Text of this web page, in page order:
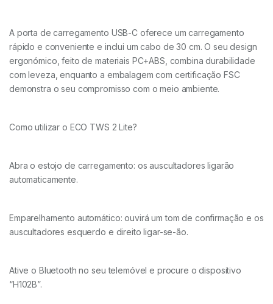
A porta de carregamento USB-C oferece um carregamento
rápido e conveniente e inclui um cabo de 30 cm. O seu design
ergonómico, feito de materiais PC+ABS, combina durabilidade
com leveza, enquanto a embalagem com certificação FSC
demonstra o seu compromisso com o meio ambiente.
Como utilizar o ECO TWS 2 Lite?
Abra o estojo de carregamento: os auscultadores ligarão
automaticamente.
Emparelhamento automático: ouvirá um tom de confirmação e os
auscultadores esquerdo e direito ligar-se-ão.
Ative o Bluetooth no seu telemóvel e procure o dispositivo
“H102B”.